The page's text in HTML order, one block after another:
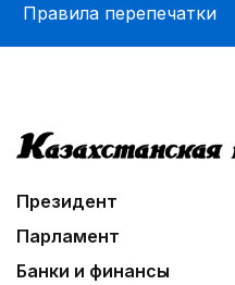
Правила перепечатки
Президент
Парламент
Банки и финансы